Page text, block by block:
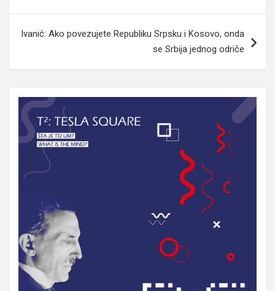
Ivanić: Ako povezujete Republiku Srpsku i Kosovo, onda
se Srbija jednog odriče